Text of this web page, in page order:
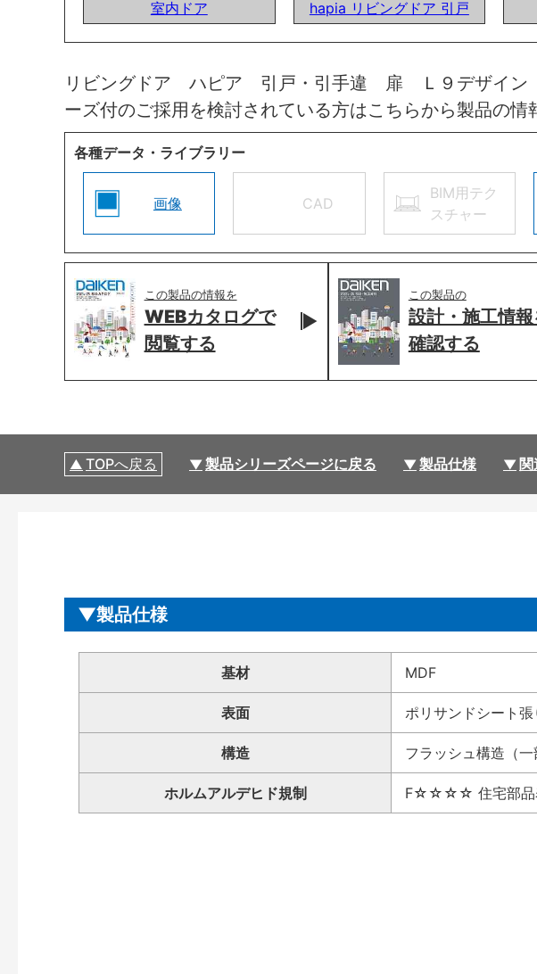
室内ドア
hapia リビングドア 引戸
リビングドア ハピア 引戸・引手違 扉 Ｌ９デザイ
ーズ付のご採用を検討されている方はこちらから製品の情
各種データ・ライブラリー
画像 CAD
BIM用テク
スチャー
この製品の情報を
WEBカタログで
閲覧する
この製品の
設計・施工情報
確認する
TOPへ戻る 製品シリーズページに戻る 製品仕様 関
製品仕様
基材 MDF
表面 ポリサンドシート張
構造 フラッシュ構造（一
ホルムアルデヒド規制 F☆☆☆☆ 住宅部品